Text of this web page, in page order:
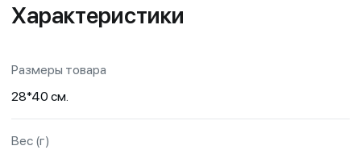
Характеристики
Размеры товара
28*40 см.
Вес (г)